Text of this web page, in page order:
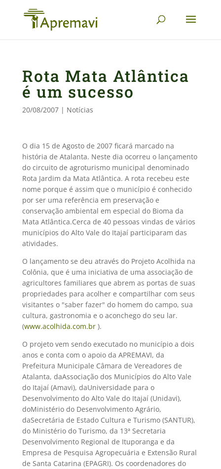
Rota Mata Atlântica
é um sucesso
20/08/2007| Notícias
O dia 15 de Agosto de 2007 ficará marcado na
história de Atalanta. Neste dia ocorreu o lançamento
do circuito de agroturismo municipal denominado
Rota Jardim da Mata Atlântica. A rota recebeu este
nome porque é assim que o município é conhecido
por ser uma referência em preservação e
conservação ambiental em especial do Bioma da
Mata Atlântica.Cerca de 40 pessoas vindas de vários
municípios do Alto Vale do Itajaí participaram das
atividades.
O lançamento se deu através do Projeto Acolhida na
Colônia, que é uma iniciativa de uma associação de
agricultores familiares que abrem as portas de suas
propriedades para acolher e compartilhar com seus
visitantes o "saber fazer" do homem do campo, sua
cultura, gastronomia e o aconchego do seu lar.
(www.acolhida.com.br).
O projeto vem sendo executado no município a dois
anos e conta com o apoio da APREMAVI, da
Prefeitura Municipale Câmara de Vereadores de
Atalanta, daAssociação dos Municípios do Alto Vale
do Itajaí (Amavi), daUniversidade para o
Desenvolvimento do Alto Vale do Itajaí (Unidavi),
doMinistério do Desenvolvimento Agrário,
daSecretária de Estado Cultura e Turismo (SANTUR),
do Ministério do Turismo, da 13ª Secretaria
Desenvolvimento Regional de Ituporanga e da
Empresa de Pesquisa Agropecuária e Extensão Rural
de Santa Catarina (EPAGRI). Os coordenadores do